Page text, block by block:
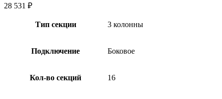
28 531 ₽
Тип секции 3 колонны
Подключение Боковое
Кол-во секций 16